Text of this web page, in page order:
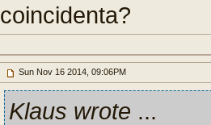
coincidenta?
Sun Nov 16 2014, 09:06PM
Klaus wrote ...